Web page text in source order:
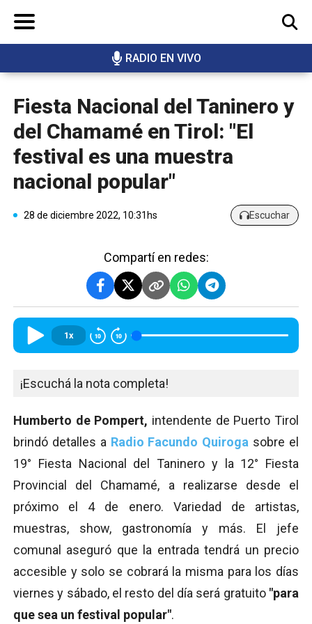
RADIO EN VIVO
BUSCAR
Fiesta Nacional del Taninero y
del Chamamé en Tirol: "El
festival es una muestra
nacional popular"
28 de diciembre 2022, 10:31hs Escuchar
Compartí en redes:
1x
¡Escuchá la nota completa!
Humberto de Pompert, intendente de Puerto Tirol
brindó detalles a Radio Facundo Quiroga sobre el
19° Fiesta Nacional del Taninero y la 12° Fiesta
Provincial del Chamamé, a realizarse desde el
próximo el 4 de enero. Variedad de artistas,
muestras, show, gastronomía y más. El jefe
comunal aseguró que la entrada tendrá un precio
accesible y solo se cobrará la misma para los días
viernes y sábado, el resto del día será gratuito "para
que sea un festival popular".